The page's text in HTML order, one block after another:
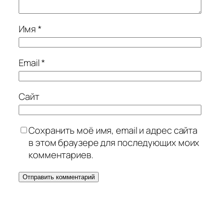
Имя*
Email*
Сайт
Сохранить моё имя, email и адрес сайта
в этом браузере для последующих моих
комментариев.